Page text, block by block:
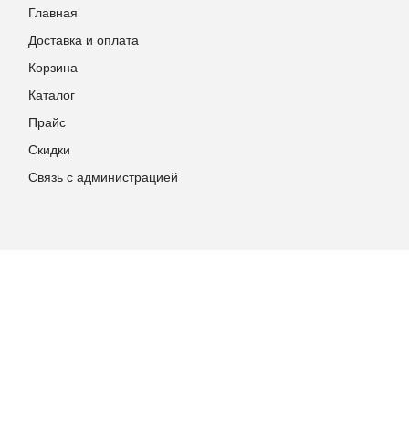
Главная
Доставка и оплата
Корзина
Каталог
Прайс
Скидки
Связь с администрацией